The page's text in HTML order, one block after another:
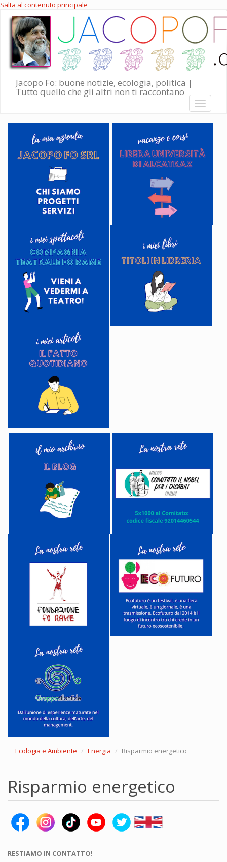
Salta al contenuto principale
Jacopo Fo: buone notizie, ecologia, politica |
Tutto quello che gli altri non ti raccontano
Toggle
Ecologia e Ambiente Energia Risparmio energetico
Risparmio energetico
RESTIAMO IN CONTATTO!